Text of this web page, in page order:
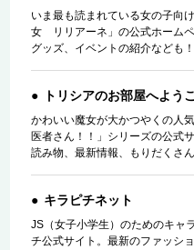
いま最も読まれている女の子向
女 リリアーネ」の公式ホーム
グッズ、イベントの紹介なども！
トリシアのお部屋へよう
かわいい魔女が大かつやくの人
医者さん！！」シリーズの公式
読み物、最新情報、もりだく
キラピチネット
JS（女子小学生）のためのキャ
チ公式サイト。最新のファッシ